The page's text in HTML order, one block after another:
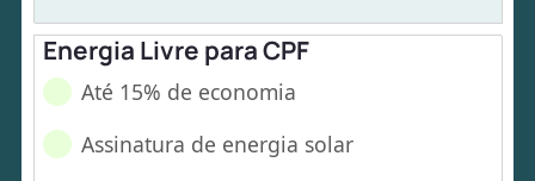
Energia Livre para CPF
Até 15% de economia
Assinatura de energia solar